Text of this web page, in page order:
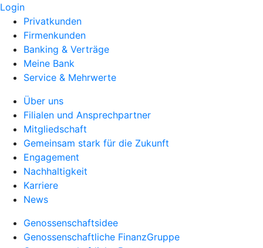
Login
Privatkunden
Firmenkunden
Banking & Verträge
Meine Bank
Service & Mehrwerte
Über uns
Filialen und Ansprechpartner
Mitgliedschaft
Gemeinsam stark für die Zukunft
Engagement
Nachhaltigkeit
Karriere
News
Genossenschaftsidee
Genossenschaftliche FinanzGruppe